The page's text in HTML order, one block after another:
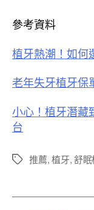
參考資料
植牙熱潮！如何
老年失牙植牙保
小心！植牙潛藏
台
標
推薦,植牙,舒眠